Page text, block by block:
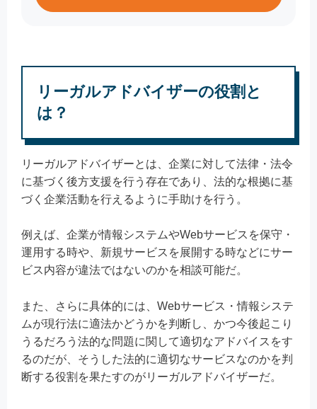
リーガルアドバイザーの役割と
は？
リーガルアドバイザーとは、企業に対して法律・法令
に基づく後方支援を行う存在であり、法的な根拠に基
づく企業活動を行えるように手助けを行う。
例えば、企業が情報システムやWebサービスを保守・
運用する時や、新規サービスを展開する時などにサー
ビス内容が違法ではないのかを相談可能だ。
また、さらに具体的には、Webサービス・情報システ
ムが現行法に適法かどうかを判断し、かつ今後起こり
うるだろう法的な問題に関して適切なアドバイスをす
るのだが、そうした法的に適切なサービスなのかを判
断する役割を果たすのがリーガルアドバイザーだ。